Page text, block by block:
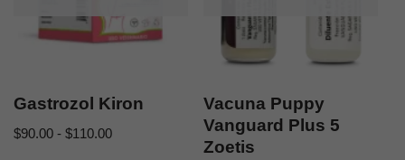
Gastrozol Kiron
$90.00 - $110.00
Vacuna Puppy
Vanguard Plus 5
Zoetis